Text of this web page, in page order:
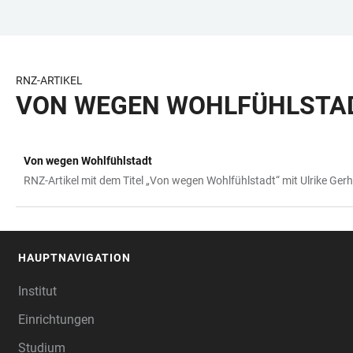
BARRIEREFREIHEIT
RNZ-ARTIKEL
VON WEGEN
TABELLE
Von wegen Wohlfühlstadt
RNZ-Artikel mit dem Titel „Von wegen Wohlfühlstadt“ mit Ulrike
HAUPTNAVIGATION
Institut
Einrichtungen
Studium